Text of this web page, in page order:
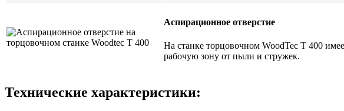
Аспирационное отверстие
На станке торцовочном WoodTec T 400
рабочую зону от пыли и стружек.
Технические характеристики: